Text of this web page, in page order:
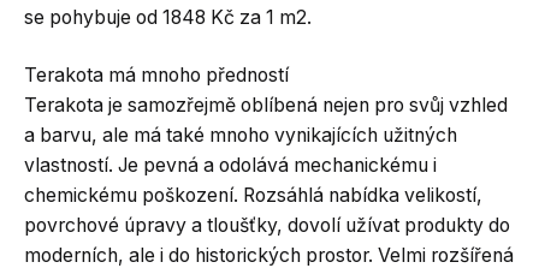
se pohybuje od 1848 Kč za 1 m2.
Terakota má mnoho předností
Terakota je samozřejmě oblíbená nejen pro svůj vzhled
a barvu, ale má také mnoho vynikajících užitných
vlastností. Je pevná a odolává mechanickému i
chemickému poškození. Rozsáhlá nabídka velikostí,
povrchové úpravy a tloušťky, dovolí užívat produkty do
moderních, ale i do historických prostor. Velmi rozšířená